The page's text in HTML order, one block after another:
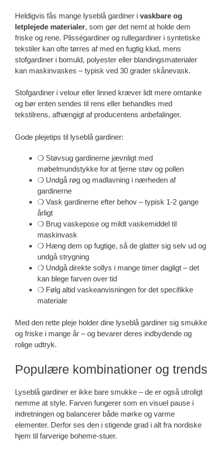
Heldigvis fås mange lyseblå gardiner i vaskbare og
letplejede materialer, som gør det nemt at holde dem
friske og rene. Plisségardiner og rullegardiner i syntetiske
tekstiler kan ofte tørres af med en fugtig klud, mens
stofgardiner i bomuld, polyester eller blandingsmaterialer
kan maskinvaskes – typisk ved 30 grader skånevask.
Stofgardiner i velour eller linned kræver lidt mere omtanke
og bør enten sendes til rens eller behandles med
tekstilrens, afhængigt af producentens anbefalinger.
Gode plejetips til lyseblå gardiner:
❍ Støvsug gardinerne jævnligt med
møbelmundstykke for at fjerne støv og pollen
❍ Undgå røg og madlavning i nærheden af
gardinerne
❍ Vask gardinerne efter behov – typisk 1-2 gange
årligt
❍ Brug vaskepose og mildt vaskemiddel til
maskinvask
❍ Hæng dem op fugtige, så de glatter sig selv ud og
undgå strygning
❍ Undgå direkte sollys i mange timer dagligt – det
kan blege farven over tid
❍ Følg altid vaskeanvisningen for det specifikke
materiale
Med den rette pleje holder dine lyseblå gardiner sig smukke
og friske i mange år – og bevarer deres indbydende og
rolige udtryk.
Populære kombinationer og trends
Lyseblå gardiner er ikke bare smukke – de er også utroligt
nemme at style. Farven fungerer som en visuel pause i
indretningen og balancerer både mørke og varme
elementer. Derfor ses den i stigende grad i alt fra nordiske
hjem til farverige boheme-stuer.